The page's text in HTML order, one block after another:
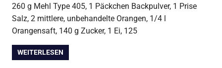
260 g Mehl Type 405, 1 Päckchen Backpulver, 1 Prise
Salz, 2 mittlere, unbehandelte Orangen, 1/4 l
Orangensaft, 140 g Zucker, 1 Ei, 125
WEITERLESEN